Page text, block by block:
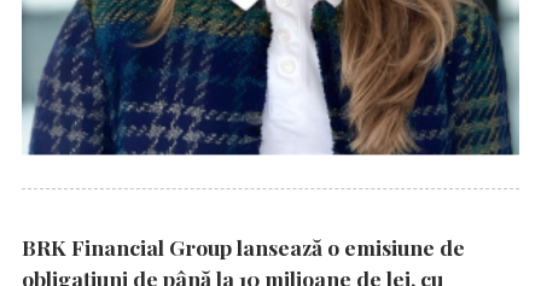
BRK Financial Group lansează o emisiune de
obligațiuni de până la 10 milioane de lei, cu